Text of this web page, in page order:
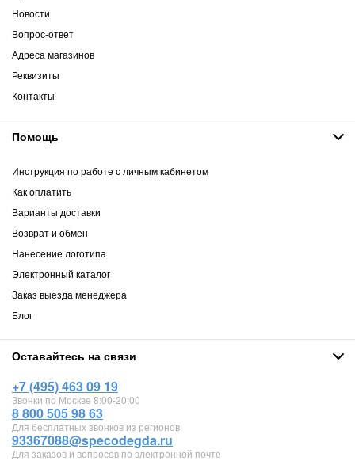
Новости
Вопрос-ответ
Адреса магазинов
Реквизиты
Контакты
Помощь
Инструкция по работе с личным кабинетом
Как оплатить
Варианты доставки
Возврат и обмен
Нанесение логотипа
Электронный каталог
Заказ выезда менеджера
Блог
Оставайтесь на связи
+7 (495) 463 09 19
Звонки по Москве 8:00-20:00
8 800 505 98 63
Для бесплатных звонков из регионов
93367088@specodegda.ru
Для заказов и вопросов по электронной почте